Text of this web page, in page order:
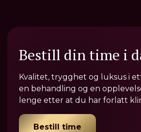
Bestill din time i
Kvalitet, trygghet og luksus i
en behandling og en
lenge etter at du har forlatt
Bestill time